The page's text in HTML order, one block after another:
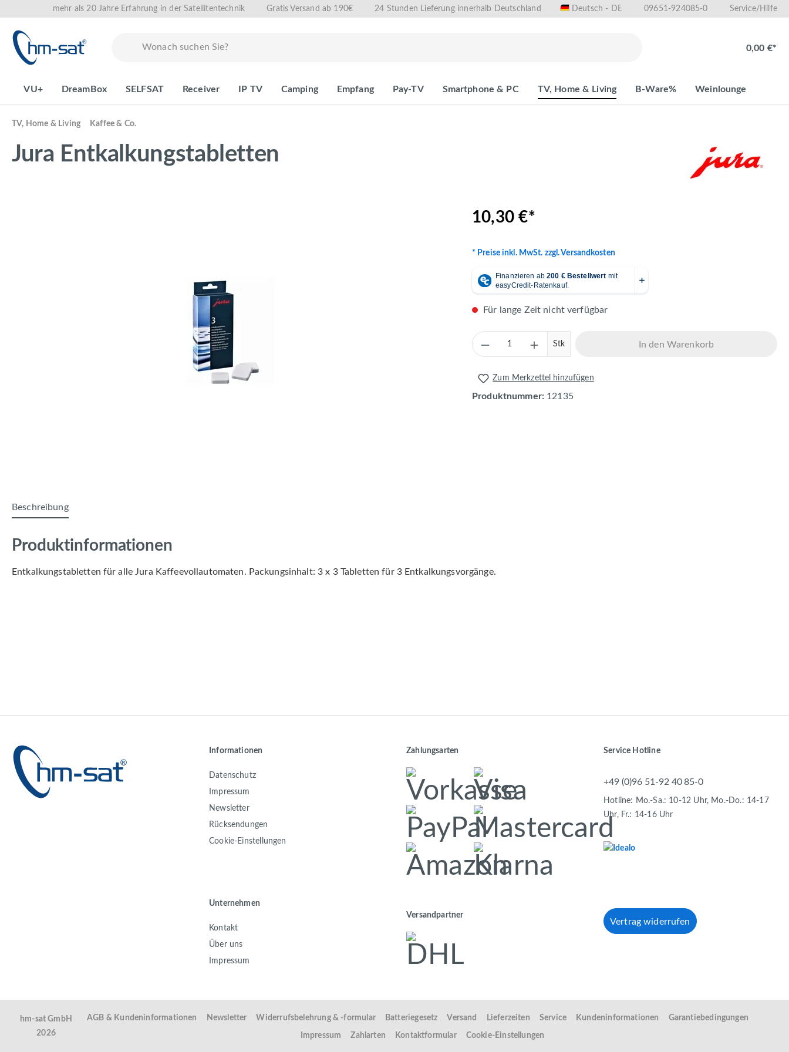
Zur Hauptnavigation springen
mehr als 20 Jahre Erfahrung in der Satellitentechnik Gratis Versand ab 190€ 24 Stunden Lieferung innerhalb Deutschland Deutsch - DE 09651-924085-0 Service/Hilfe
0,00 €*
VU+ DreamBox SELFSAT Receiver IP TV Camping Empfang Pay-TV Smartphone & PC TV, Home & Living B-Ware% Weinlounge
TV, Home & Living Kaffee & Co.
Jura Entkalkungstabletten
10,30 €*
* Preise inkl. MwSt. zzgl. Versandkosten
Für lange Zeit nicht verfügbar
Produkt Anzahl: Gib den gewünschten Wert ein
Stk In den Warenkorb
Zum Merkzettel hinzufügen
Produktnummer: 12135
Beschreibung
Produktinformationen
Entkalkungstabletten für alle Jura Kaffeevollautomaten. Packungsinhalt: 3 x 3 Tabletten für 3 Entkalkungsvorgänge.
Informationen
Datenschutz
Impressum
Newsletter
Rücksendungen
Cookie-Einstellungen
Unternehmen
Kontakt
Über uns
Impressum
Zahlungsarten
Versandpartner
Service Hotline
+49 (0)96 51-92 40 85-0
Hotline: Mo.-Sa.: 10-12 Uhr, Mo.-Do.: 14-17
Uhr, Fr.: 14-16 Uhr
Vertrag widerrufen
hm-sat GmbH
2026
AGB & Kundeninformationen Newsletter Widerrufsbelehrung & -formular Batteriegesetz Versand Lieferzeiten Service Kundeninformationen Garantiebedingungen
Impressum Zahlarten Kontaktformular Cookie-Einstellungen